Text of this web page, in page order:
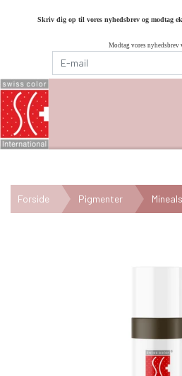
Skriv dig op til vores nyhedsbrev og modtag
Modtag vores nyhedsbrev
Forside Pigmenter